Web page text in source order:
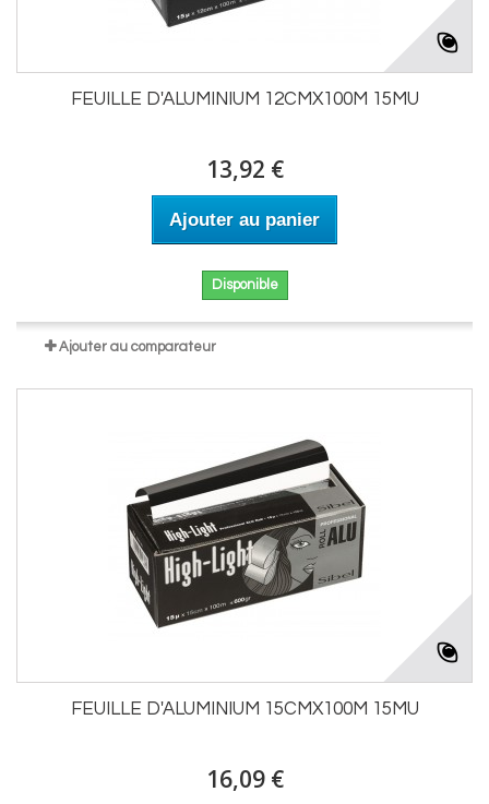
FEUILLE D'ALUMINIUM 12CMX100M 15MU
13,92 €
Ajouter au panier
Disponible
Ajouter au comparateur
FEUILLE D'ALUMINIUM 15CMX100M 15MU
16,09 €